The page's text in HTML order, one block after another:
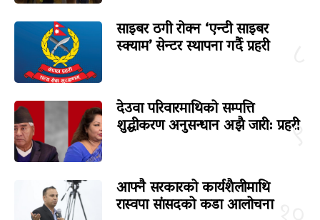
साइबर ठगी रोक्न ‘एन्टी साइबर
स्क्याम’ सेन्टर स्थापना गर्दै प्रहरी
९
देउवा परिवारमाथिको सम्पत्ति
शुद्धीकरण अनुसन्धान अझै जारी: प्रहरी
आफ्नै सरकारको कार्यशैलीमाथि
रास्वपा सांसदको कडा आलोचना